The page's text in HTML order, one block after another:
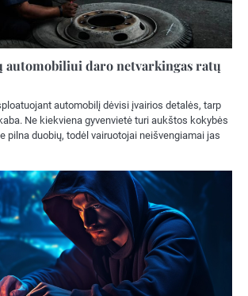
automobiliui daro netvarkingas ratų
automobilį dėvisi įvairios detalės, tarp
Ne kiekviena gyvenvietė turi aukštos kokybės
pilna duobių, todėl vairuotojai neišvengiamai jas